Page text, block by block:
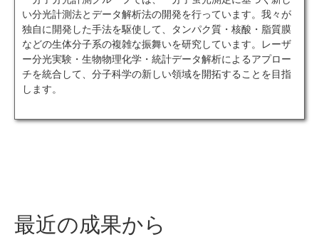
い分光計測法とデータ解析法の開発を行っています。我々が
独自に開発した手法を駆使して、タンパク質・核酸・脂質膜
などの生体分子系の複雑な振舞いを研究しています。レーザ
ー分光実験・生物物理化学・統計データ解析によるアプロー
チを統合して、分子科学の新しい領域を開拓することを目指
します。
最近の成果から